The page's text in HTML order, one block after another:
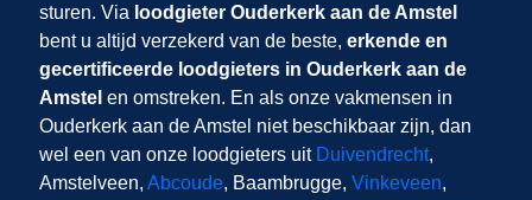
sturen. Via loodgieter Ouderkerk aan de Amstel
bent u altijd verzekerd van de beste, erkende en
gecertificeerde loodgieters in Ouderkerk aan de
Amstel en omstreken. En als onze vakmensen in
Ouderkerk aan de Amstel niet beschikbaar zijn, dan
wel een van onze loodgieters uit Duivendrecht,
Amstelveen, Abcoude, Baambrugge, Vinkeveen,